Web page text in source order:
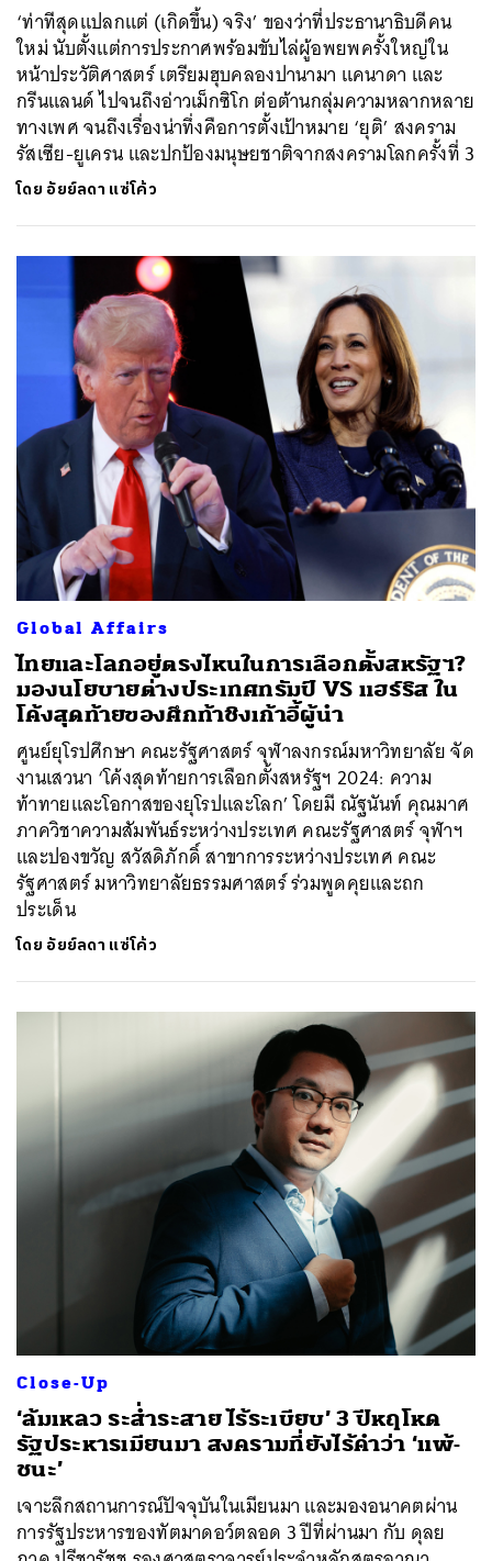
‘ท่าทีสุดแปลกแต่ (เกิดขึ้น) จริง’ ของว่าที่ประธานาธิบดีคน
ใหม่ นับตั้งแต่การประกาศพร้อมขับไล่ผู้อพยพครั้งใหญ่ใน
หน้าประวัติศาสตร์ เตรียมฮุบคลองปานามา แคนาดา และ
กรีนแลนด์ ไปจนถึงอ่าวเม็กซิโก ต่อต้านกลุ่มความหลากหลาย
ทางเพศ จนถึงเรื่องน่าทึ่งคือการตั้งเป้าหมาย ‘ยุติ’ สงคราม
รัสเซีย-ยูเครน และปกป้องมนุษยชาติจากสงครามโลกครั้งที่ 3
โดย อัยย์ลดา แซ่โค้ว
Global Affairs
ไทยและโลกอยู่ตรงไหนในการเลือกตั้งสหรัฐฯ?
มองนโยบายต่างประเทศทรัมป์ VS แฮร์ริส ใน
โค้งสุดท้ายของศึกท้าชิงเก้าอี้ผู้นำ
ศูนย์ยุโรปศึกษา คณะรัฐศาสตร์​ จุฬาลงกรณ์มหาวิทยาลัย จัด
งานเสวนา ‘โค้งสุดท้ายการเลือกตั้งสหรัฐฯ 2024: ความ
ท้าทายและโอกาสของยุโรปและโลก’ โดยมี ณัฐนันท์ คุณมาศ
ภาควิชาความสัมพันธ์ระหว่างประเทศ คณะรัฐศาสตร์ จุฬาฯ
และปองขวัญ สวัสดิภักดิ์ สาขาการระหว่างประเทศ คณะ
รัฐศาสตร์ มหาวิทยาลัยธรรมศาสตร์ ร่วมพูดคุยและถก
ประเด็น
โดย อัยย์ลดา แซ่โค้ว
Close-Up
‘ล้มเหลว ระส่ำระสาย ไร้ระเบียบ’ 3 ปีหฤโหด
รัฐประหารเมียนมา สงครามที่ยังไร้คำว่า ‘แพ้-
ชนะ’
เจาะลึกสถานการณ์ปัจจุบันในเมียนมา และมองอนาคตผ่าน
การรัฐประหารของทัตมาดอว์ตลอด 3 ปีที่ผ่านมา กับ ดุลย